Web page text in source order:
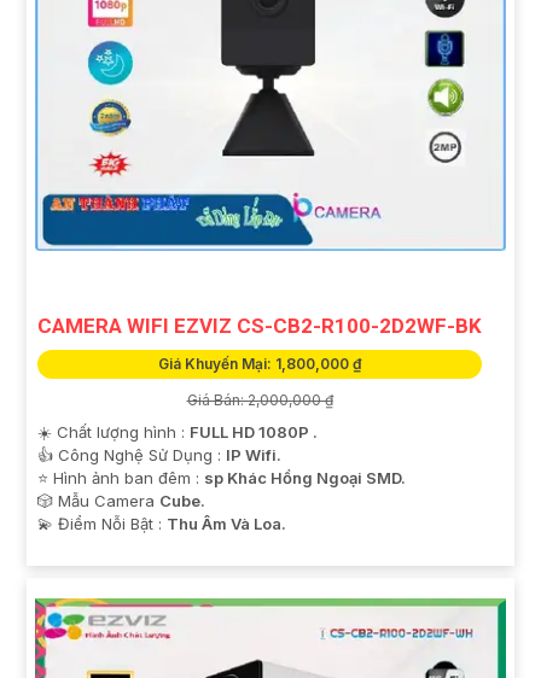
CAMERA WIFI EZVIZ CS-CB2-R100-2D2WF-BK
Giá Khuyến Mại: 1,800,000 ₫
Giá Bán: 2,000,000 ₫
☀️ Chất lượng hình : FULL HD 1080P .
👍 Công Nghệ Sử Dụng : IP Wifi.
⭐ Hình ảnh ban đêm : sp Khác Hồng Ngoại SMD.
🎲 Mẫu Camera Cube.
️💫 Điểm Nỗi Bật : Thu Âm Và Loa.